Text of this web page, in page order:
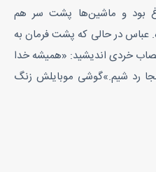
بود و ماشین‌‌ها پشت سر هم
عباس در حالی که پشت فرمان به
خردی اندیشید: «همیشه خدا
رد شیم.»گوشی موبایلش زنگ